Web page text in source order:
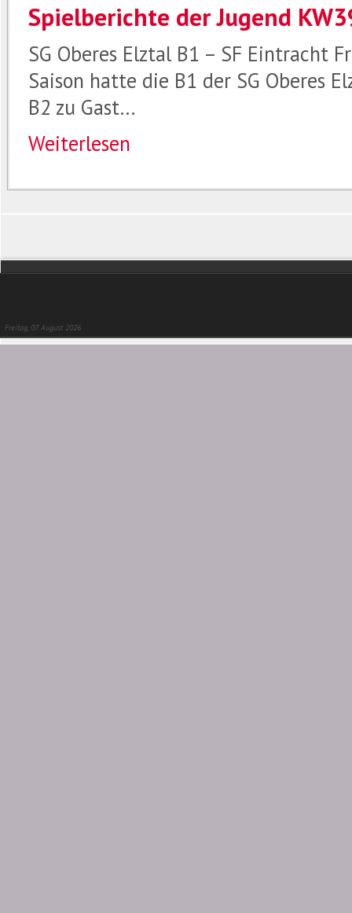
Spielberichte der Jugend
SG Oberes Elztal B1 – SF Eintracht
Saison hatte die B1 der SG Oberes
B2 zu Gast…
Weiterlesen
Freitag, 07. August 2026